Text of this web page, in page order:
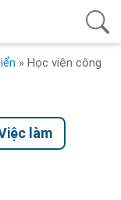
» Học viện công
làm